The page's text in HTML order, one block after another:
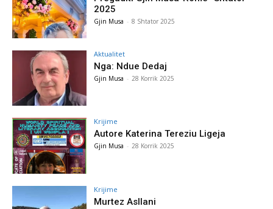
2025
Gjin Musa - 8 Shtator 2025
Aktualitet
Nga: Ndue Dedaj
Gjin Musa - 28 Korrik 2025
Krijime
Autore Katerina Tereziu Ligeja
Gjin Musa - 28 Korrik 2025
Krijime
Murtez Asllani